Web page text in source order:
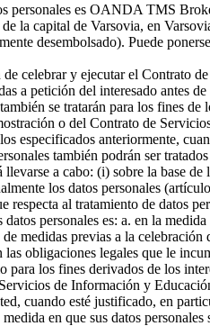
personales es OANDA TMS
la capital de Varsovia, en
desembolsado). Puede
de celebrar y ejecutar el Contrato
a petición del interesado antes
se tratarán para los fines
o del Contrato de
especificados anteriormente,
también podrán ser
a cabo: (i) sobre la base
los datos personales
respecta al tratamiento de datos
personales es: a. en la
medidas previas a la
obligaciones legales que le
para los fines derivados de los
de Información y
cuando esté justificado, en
en que sus datos